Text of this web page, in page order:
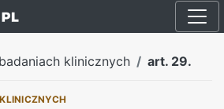
klinicznych art. 29.